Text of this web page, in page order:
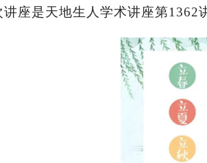
讲座是天地生人学术讲座第1362